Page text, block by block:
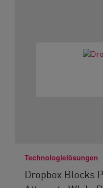
Technologielösungen
Dropbox Blocks